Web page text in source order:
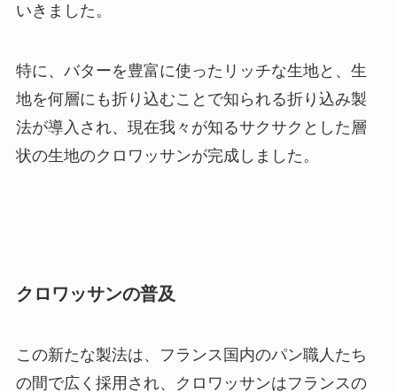
いきました。
特に、バターを豊富に使ったリッチな生地と、生
地を何層にも折り込むことで知られる折り込み製
法が導入され、現在我々が知るサクサクとした層
状の生地のクロワッサンが完成しました。
クロワッサンの普及
この新たな製法は、フランス国内のパン職人たち
の間で広く採用され、クロワッサンはフランスの